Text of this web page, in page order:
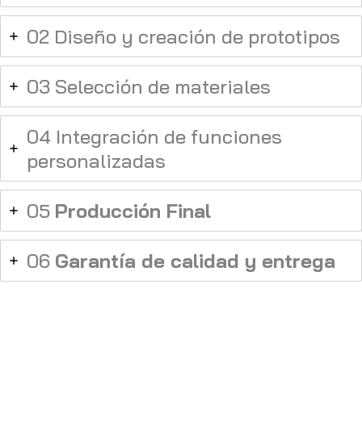
02 Diseño y creación de prototipos
03 Selección de materiales
04 Integración de funciones
personalizadas
05 Producción Final
06 Garantía de calidad y entrega